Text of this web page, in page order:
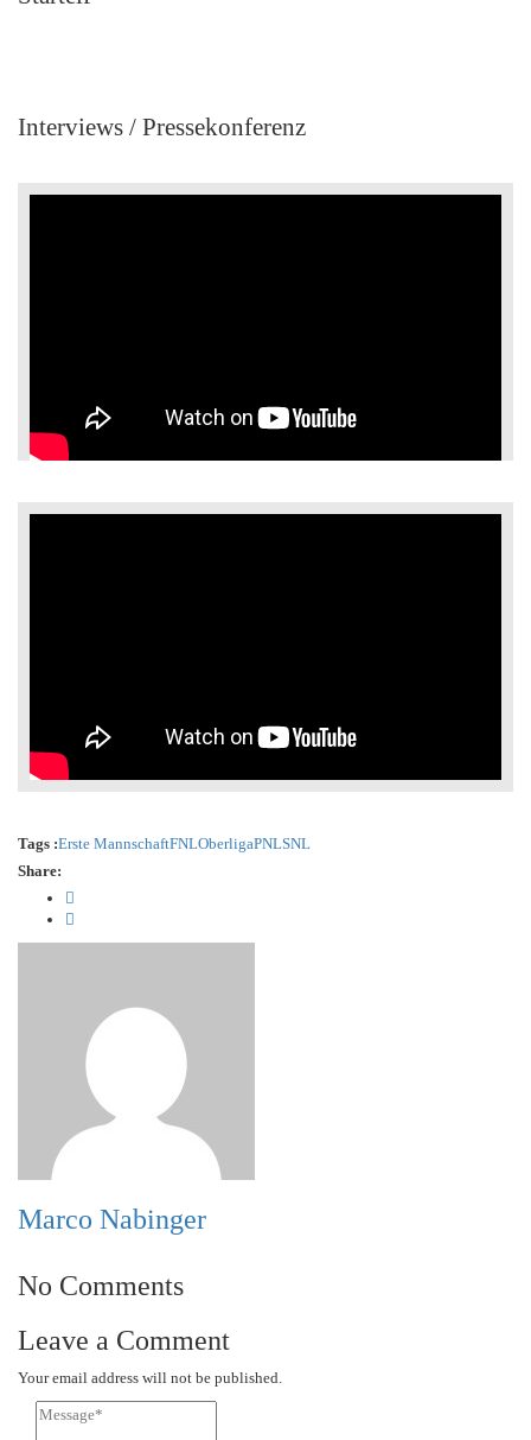
Interviews / Pressekonferenz
Tags :Erste MannschaftFNLOberligaPNLSNL
Share:
Marco Nabinger
No Comments
Leave a Comment
Your email address will not be published.